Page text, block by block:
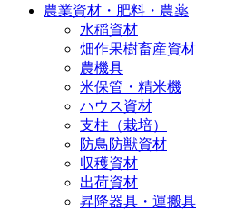
農業資材・肥料・農薬
水稲資材
畑作果樹畜産資材
農機具
米保管・精米機
ハウス資材
支柱（栽培）
防鳥防獣資材
収穫資材
出荷資材
昇降器具・運搬具